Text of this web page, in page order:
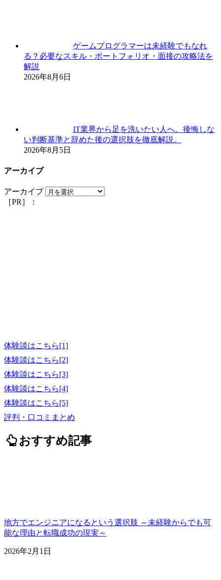
ゲームプログラマーは未経験でもなれ
る？必要なスキル・ポートフォリオ・面接の攻略法を
解説
2026年8月6日
IT業界から足を洗いたい人へ。後悔しな
い判断基準と辞めた後の選択肢を徹底解説。
2026年8月5日
アーカイブ
アーカイブ
［PR］：
体験談はこちら[1]
体験談はこちら[2]
体験談はこちら[3]
体験談はこちら[4]
体験談はこちら[5]
評判・口コミまとめ
おすすめ記事
地方でエンジニアになるという選択肢 ～未経験からでも可
能な理由と転職成功の現実～
2026年2月1日